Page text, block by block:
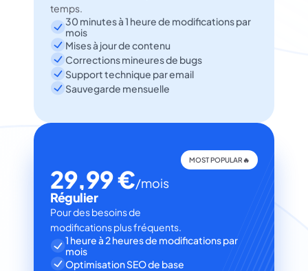
temps.
30 minutes à 1 heure de modifications par
mois
Mises à jour de contenu
Corrections mineures de bugs
Support technique par email
Sauvegarde mensuelle
29,99 €/mois
MOST POPULAR🔥
Régulier
Pour des besoins de
modifications plus fréquents.
1 heure à 2 heures de modifications par
mois
Optimisation SEO de base